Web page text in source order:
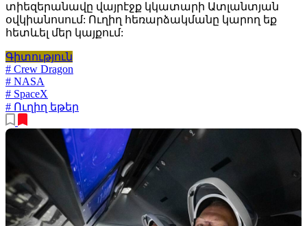
տիեզերանավը վայրէջք կկատարի Ատլանտյան
օվկիանոսում: Ուղիղ հեռարձակմանը կարող եք
հետևել մեր կայքում:
Գիտություն
# Crew Dragon
# NASA
# SpaceX
# Ուղիղ եթեր